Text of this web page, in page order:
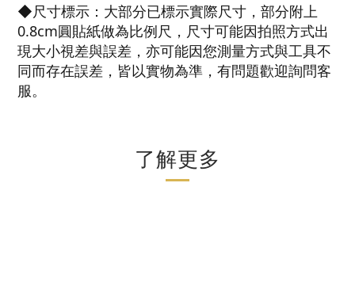
◆尺寸標示：大部分已標示實際尺寸，部分附上
0.8cm圓貼紙做為比例尺，尺寸可能因拍照方式出
現大小視差與誤差，亦可能因您測量方式與工具不
同而存在誤差，皆以實物為準，有問題歡迎詢問客
服。
了解更多